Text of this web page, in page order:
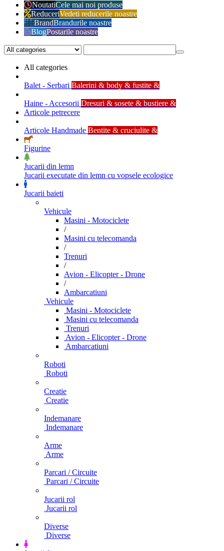
NoutatiCele mai noi produse
ReduceriVedeti reducerile noastre
BrandBrandurile noastre
BlogPostarile noastre
All categories
Balet - Serbari Balerini & body & fustite &
Haine - Accesorii Dresuri & sosete & bustiere &
Articole petrecere
Articole Handmade Bentite & cruciulite &
Figurine
Jucarii din lemn
Jucarii executate din lemn cu vopsele ecologice
Jucarii baieti
Vehicule
Masini - Motociclete
/
Masini cu telecomanda
/
Trenuri
/
Avion - Elicopter - Drone
/
Ambarcatiuni
Vehicule
Masini - Motociclete
Masini cu telecomanda
Trenuri
Avion - Elicopter - Drone
Ambarcatiuni
Roboti
Roboti
Creatie
Creatie
Indemanare
Indemanare
Arme
Arme
Parcari / Circuite
Parcari / Circuite
Jucarii rol
Jucarii rol
Diverse
Diverse